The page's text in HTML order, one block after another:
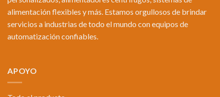
alimentación flexibles y más. Estamos orgullosos de brindar
servicios a industrias de todo el mundo con equipos de
automatización confiables.
APOYO